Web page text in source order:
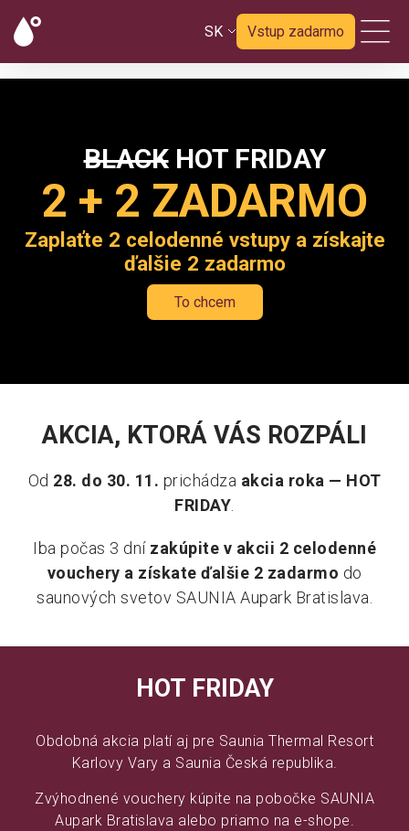
SK Vstup zadarmo
BLACKHOT FRIDAY
2 + 2 ZADARMO
Zaplaťte 2 celodenné vstupy a získajte
ďalšie 2 zadarmo
To chcem
AKCIA, KTORÁ VÁS ROZPÁLI
Od 28. do 30. 11. prichádza akcia roka — HOT
FRIDAY
Iba počas 3 dní zakúpite v akcii 2 celodenné
vouchery a získate ďalšie 2 zadarmo do
saunových svetov SAUNIA Aupark Bratislava.
HOT FRIDAY
Obdobná akcia platí aj pre Saunia Thermal Resort
Karlovy Vary a Saunia Česká republika.
Zvýhodnené vouchery kúpite na pobočke SAUNIA
Aupark Bratislava alebo priamo na e-shope.